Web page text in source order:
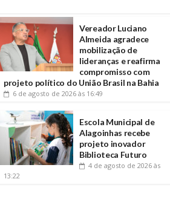
Vereador Luciano
Almeida agradece
mobilização de
lideranças e reafirma
compromisso com
projeto político do União Brasil na Bahia
6 de agosto de 2026 às 16:49
Escola Municipal de
Alagoinhas recebe
projeto inovador
Biblioteca Futuro
4 de agosto de 2026 às
13:22